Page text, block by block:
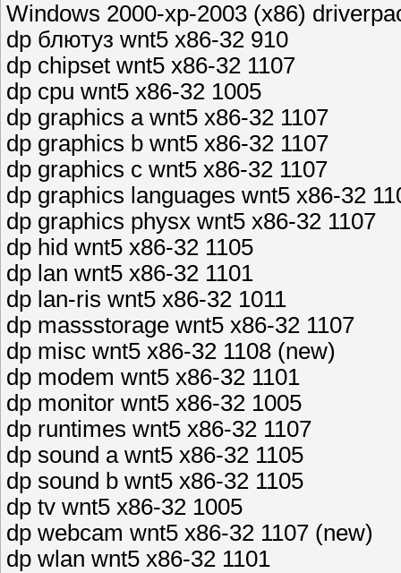
Windows 2000-xp-2003 (x86)
dp блютуз wnt5 x86-32 910
dp chipset wnt5 x86-32 1107
dp cpu wnt5 x86-32 1005
dp graphics a wnt5 x86-32 1107
dp graphics b wnt5 x86-32 1107
dp graphics c wnt5 x86-32 1107
dp graphics languages wnt5 x86-32
dp graphics physx wnt5 x86-32 1107
dp hid wnt5 x86-32 1105
dp lan wnt5 x86-32 1101
dp lan-ris wnt5 x86-32 1011
dp massstorage wnt5 x86-32 1107
dp misc wnt5 x86-32 1108 (new)
dp modem wnt5 x86-32 1101
dp monitor wnt5 x86-32 1005
dp runtimes wnt5 x86-32 1107
dp sound a wnt5 x86-32 1105
dp sound b wnt5 x86-32 1105
dp tv wnt5 x86-32 1005
dp webcam wnt5 x86-32 1107 (new)
dp wlan wnt5 x86-32 1101